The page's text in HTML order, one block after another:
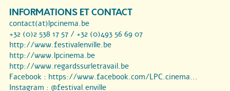
INFORMATIONS ET CONTACT
contact(at)lpcinema.be
+32 (0)2 538 17 57 / +32 (0)493 56 69 07
http://www.festivalenville.be
http://www.lpcinema.be
http://www.regardssurletravail.be
Facebook : https://www.facebook.com/LPC.cinema...
Instagram : @festival.enville